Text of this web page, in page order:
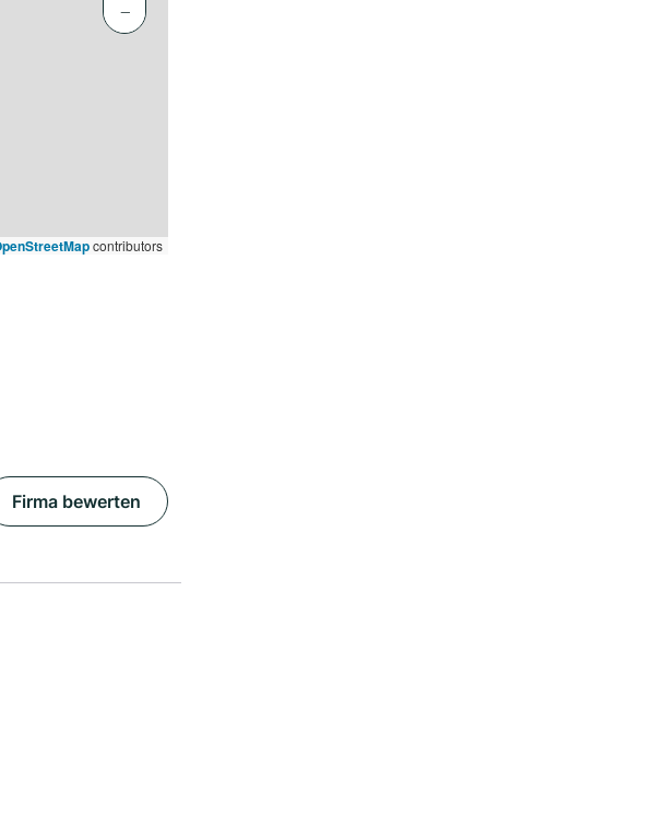
−
contributors
Firma bewerten